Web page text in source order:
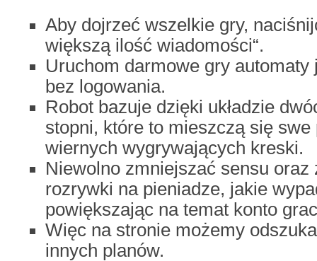
Aby dojrzeć wszelkie gry,
większą ilość wiadomości“.
Uruchom darmowe gry
bez logowania.
Robot bazuje dzięki układzie
stopni, które to mieszczą się swe
wiernych wygrywających kreski.
Niewolno zmniejszać sensu oraz
rozrywki na pieniadze, jakie
powiększając na temat konto
Więc na stronie możemy
innych planów.